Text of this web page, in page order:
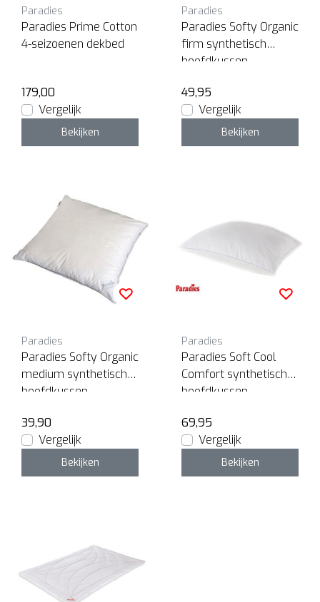
Paradies
Paradies Prime Cotton
4-seizoenen dekbed
179,00
Vergelijk
Bekijken
Paradies
Paradies Softy Organic
firm synthetisch
hoofdkussen
49,95
Vergelijk
Bekijken
Paradies
Paradies Softy Organic
medium synthetisch
hoofdkussen
39,90
Vergelijk
Bekijken
Paradies
Paradies Soft Cool
Comfort synthetisch
hoofdkussen
69,95
Vergelijk
Bekijken